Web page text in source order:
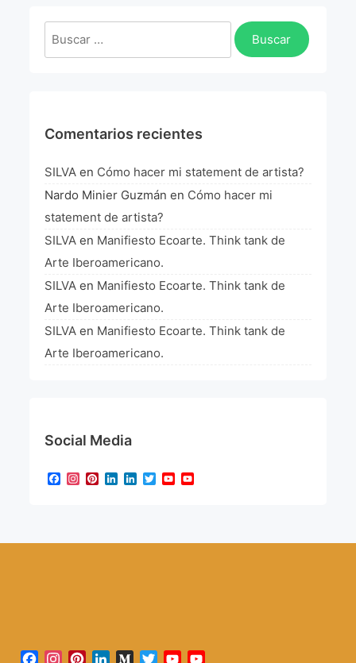
Buscar:
Comentarios recientes
SILVA en Cómo hacer mi statement de artista?
Nardo Minier Guzmán en Cómo hacer mi
statement de artista?
SILVA en Manifiesto Ecoarte. Think tank de
Arte Iberoamericano.
SILVA en Manifiesto Ecoarte. Think tank de
Arte Iberoamericano.
SILVA en Manifiesto Ecoarte. Think tank de
Arte Iberoamericano.
Social Media
Facebook
Instagram
Pinterest
LinkedIn
LinkedIn
TwitterYouTube
Facebook
Instagram
PinterestLinkedInMediumTwitterYouTube